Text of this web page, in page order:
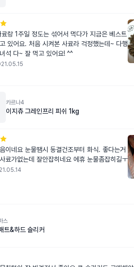
랑 1주일 정도는 섞어서 먹다가 지금은 베스트
있어요. 처음 시켜본 사료라 걱정했는데~ 다행
석 다~ 잘 먹고 있어요! ^^
카르나4
이지츄 그레인프리 피쉬 1kg
이네요 눈물땜시 동결건조부터 화식. 좋다는거
료가없는데 잘안잡히네요 에휴 눈물좀잡히길ㅜ
스
트&하드 슬리커